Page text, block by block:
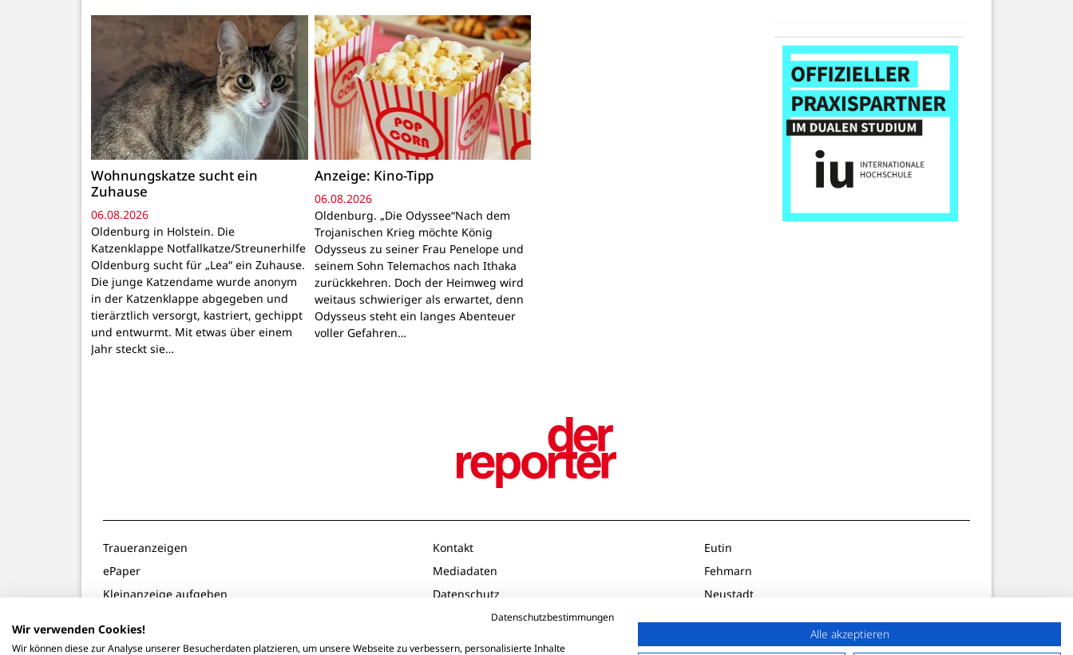
Wohnungskatze sucht ein
Zuhause
06.08.2026
Oldenburg in Holstein. Die
Katzenklappe Notfallkatze/Streunerhilfe
Oldenburg sucht für „Lea“ ein Zuhause.
Die junge Katzendame wurde anonym
in der Katzenklappe abgegeben und
tierärztlich versorgt, kastriert, gechippt
und entwurmt. Mit etwas über einem
Jahr steckt sie…
Anzeige: Kino-Tipp
06.08.2026
Oldenburg. „Die Odyssee“Nach dem
Trojanischen Krieg möchte König
Odysseus zu seiner Frau Penelope und
seinem Sohn Telemachos nach Ithaka
zurückkehren. Doch der Heimweg wird
weitaus schwieriger als erwartet, denn
Odysseus steht ein langes Abenteuer
voller Gefahren…
Traueranzeigen
ePaper
Kleinanzeige aufgeben
Notdienste
Kontakt
Mediadaten
Datenschutz
Impressum
Eutin
Fehmarn
Neustadt
Datenschutzbestimmungen
Wir verwenden Cookies!
Wir können diese zur Analyse unserer Besucherdaten platzieren, um unsere Webseite zu verbessern, personalisierte Inhalte
Alle akzeptieren